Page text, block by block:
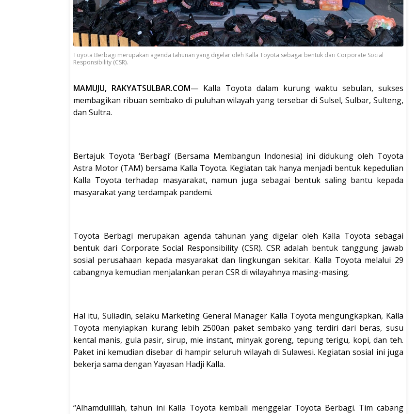
Toyota Berbagi merupakan agenda tahunan yang digelar oleh Kalla Toyota sebagai bentuk dari Corporate Social
Responsibility (CSR).
MAMUJU, RAKYATSULBAR.COM— Kalla Toyota dalam kurung waktu sebulan, sukses
membagikan ribuan sembako di puluhan wilayah yang tersebar di Sulsel, Sulbar, Sulteng,
dan Sultra.
Bertajuk Toyota ‘Berbagi’ (Bersama Membangun Indonesia) ini didukung oleh Toyota
Astra Motor (TAM) bersama Kalla Toyota. Kegiatan tak hanya menjadi bentuk kepedulian
Kalla Toyota terhadap masyarakat, namun juga sebagai bentuk saling bantu kepada
masyarakat yang terdampak pandemi.
Toyota Berbagi merupakan agenda tahunan yang digelar oleh Kalla Toyota sebagai
bentuk dari Corporate Social Responsibility (CSR). CSR adalah bentuk tanggung jawab
sosial perusahaan kepada masyarakat dan lingkungan sekitar. Kalla Toyota melalui 29
cabangnya kemudian menjalankan peran CSR di wilayahnya masing-masing.
Hal itu, Suliadin, selaku Marketing General Manager Kalla Toyota mengungkapkan, Kalla
Toyota menyiapkan kurang lebih 2500an paket sembako yang terdiri dari beras, susu
kental manis, gula pasir, sirup, mie instant, minyak goreng, tepung terigu, kopi, dan teh.
Paket ini kemudian disebar di hampir seluruh wilayah di Sulawesi. Kegiatan sosial ini juga
bekerja sama dengan Yayasan Hadji Kalla.
“Alhamdulillah, tahun ini Kalla Toyota kembali menggelar Toyota Berbagi. Tim cabang